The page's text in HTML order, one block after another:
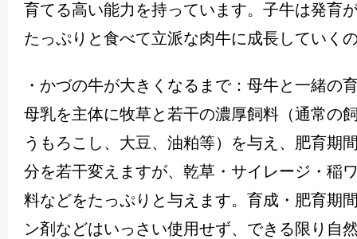
育てる高い能力を持っています。子牛は発育
たっぷりと食べて立派な肉牛に成長していく
・かづの牛が大きくなるまで：母牛と一緒の
母乳を主体に牧草と若干の濃厚飼料（通常の
うもろこし、大豆、油粕等）を与え、肥育期
分を若干変えますが、乾草・サイレージ・稲
料などをたっぷりと与えます。育成・肥育期
ン剤などはいっさい使用せず、できる限り自